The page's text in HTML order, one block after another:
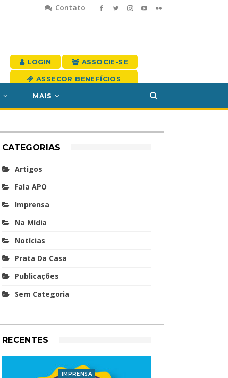
Contato
LOGIN ASSOCIE-SE
ASSECOR BENEFÍCIOS
MAIS
CATEGORIAS
Artigos
Fala APO
Imprensa
Na Mídia
Notícias
Prata Da Casa
Publicações
Sem Categoria
RECENTES
IMPRENSA